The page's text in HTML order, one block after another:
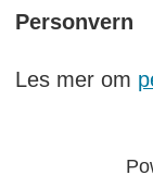
Personvern
Les mer om